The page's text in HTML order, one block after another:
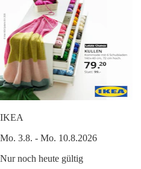
IKEA
Mo. 3.8. - Mo. 10.8.2026
Nur noch heute gültig